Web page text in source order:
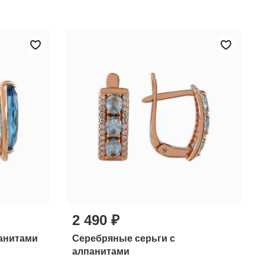
2 490 ₽
Серебряные серьги с
алпанитами